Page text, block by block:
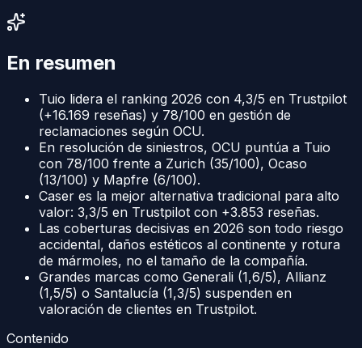
En resumen
Tuio lidera el ranking 2026 con 4,3/5 en Trustpilot
(+16.169 reseñas) y 78/100 en gestión de
reclamaciones según OCU.
En resolución de siniestros, OCU puntúa a Tuio
con 78/100 frente a Zurich (35/100), Ocaso
(13/100) y Mapfre (6/100).
Caser es la mejor alternativa tradicional para alto
valor: 3,3/5 en Trustpilot con +3.853 reseñas.
Las coberturas decisivas en 2026 son todo riesgo
accidental, daños estéticos al continente y rotura
de mármoles, no el tamaño de la compañía.
Grandes marcas como Generali (1,6/5), Allianz
(1,5/5) o Santalucía (1,3/5) suspenden en
valoración de clientes en Trustpilot.
Contenido